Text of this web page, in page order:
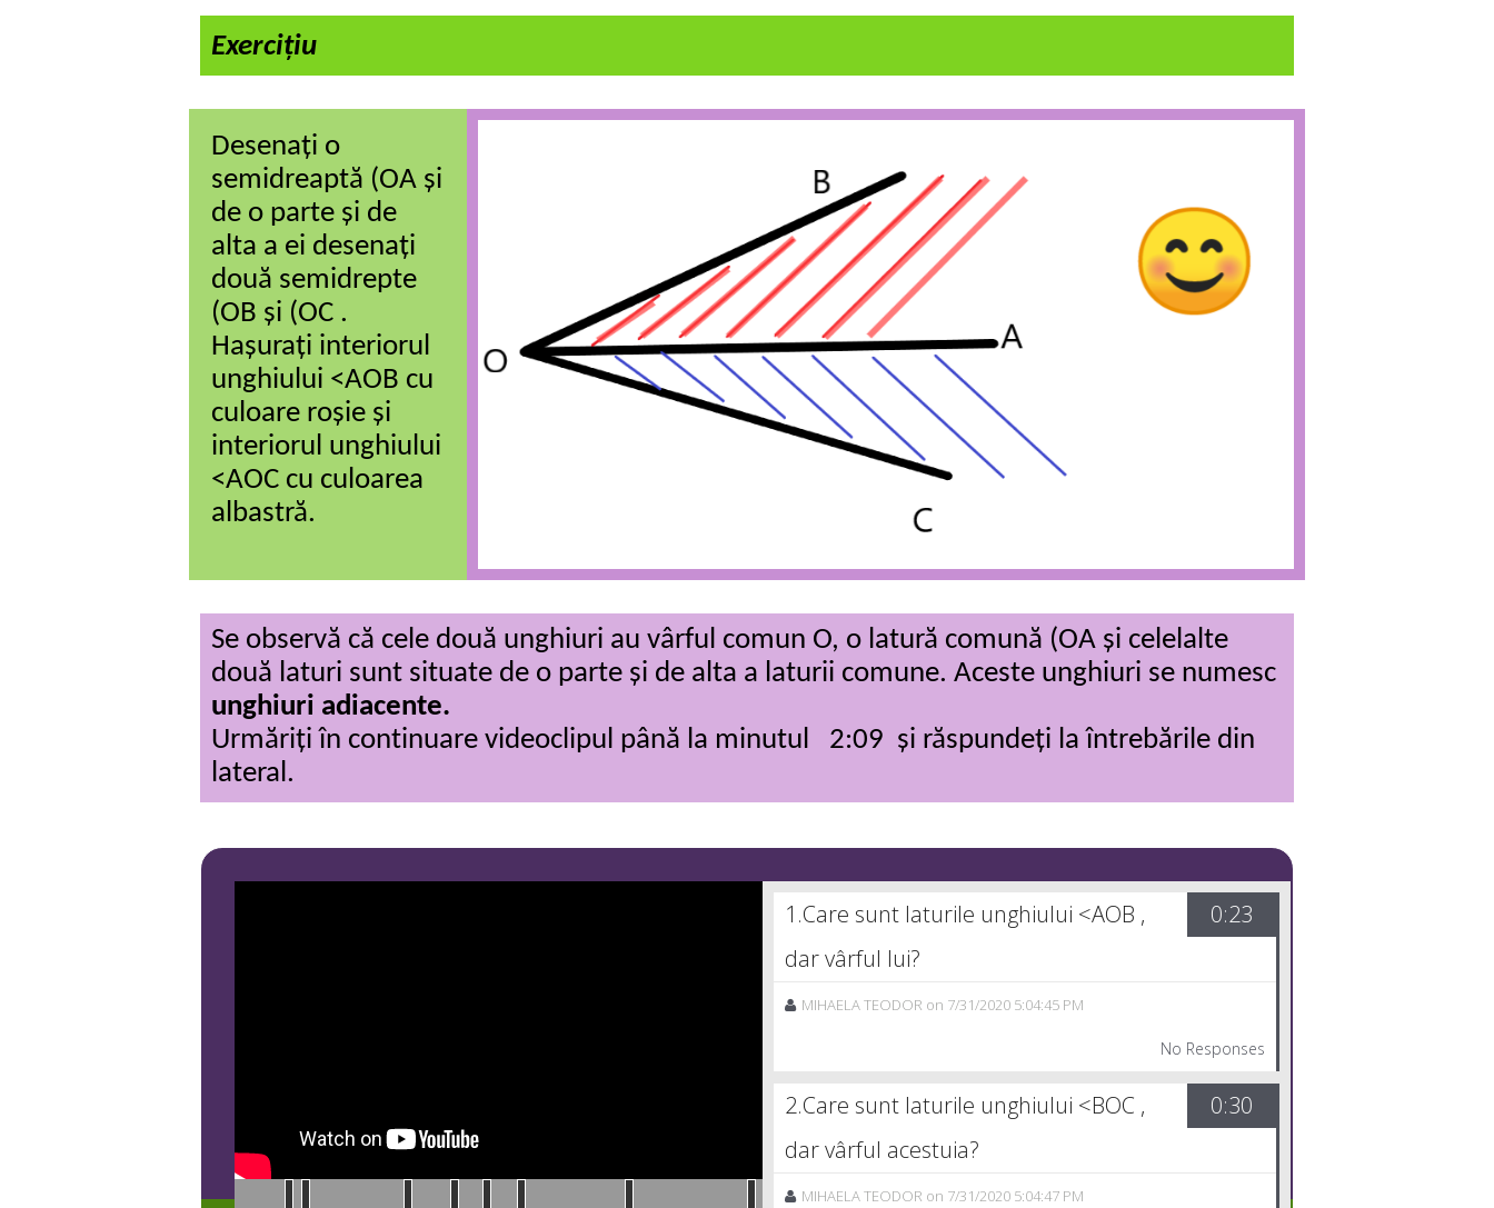
Exercițiu
Desenați o
semidreaptă (OA și
de o parte și de
alta a ei desenați
două semidrepte
(OB și (OC .
Hașurați interiorul
unghiului <AOB cu
culoare roșie și
interiorul unghiului
<AOC cu culoarea
albastră.
Se observă că cele două unghiuri au vârful comun O, o latură comună (OA și celelalte
două laturi sunt situate de o parte și de alta a laturii comune. Aceste unghiuri se numesc
unghiuri adiacente.
Urmăriți în continuare videoclipul până la minutul 2:09 și răspundeți la întrebările din
lateral.